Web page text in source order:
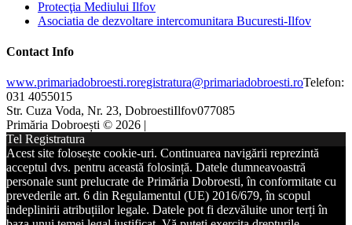
Protecţia Mediului Ilfov
Asociatia de dezvoltare intercomunitara Bucuresti-Ilfov
Contact Info
www.primariadobroesti.roregistratura@primariadobroesti.roTelefon:
031 4055015
Str. Cuza Voda, Nr. 23, DobroestiIlfov077085
Primăria Dobroești © 2026 |
Tel Registratura
Acest site folosește cookie-uri. Continuarea navigării reprezintă
acceptul dvs. pentru această folosință. Datele dumneavoastră
personale sunt prelucrate de Primăria Dobroesti, în conformitate cu
prevederile art. 6 din Regulamentul (UE) 2016/679, în scopul
indeplinirii atribuțiilor legale. Datele pot fi dezvăluite unor terți în